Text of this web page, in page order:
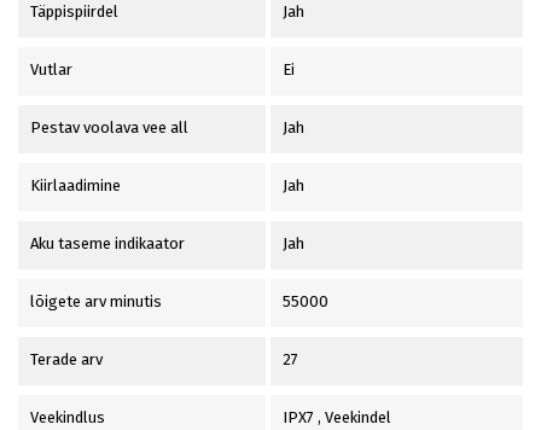
Täppispiirdel Jah
Vutlar Ei
Pestav voolava vee all Jah
Kiirlaadimine Jah
Aku taseme indikaator Jah
lõigete arv minutis 55000
Terade arv 27
Veekindlus IPX7 , Veekindel